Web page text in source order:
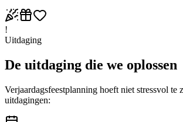
!
Uitdaging
De uitdaging die we oplossen
Verjaardagsfeestplanning hoeft niet stressvol te
uitdagingen: